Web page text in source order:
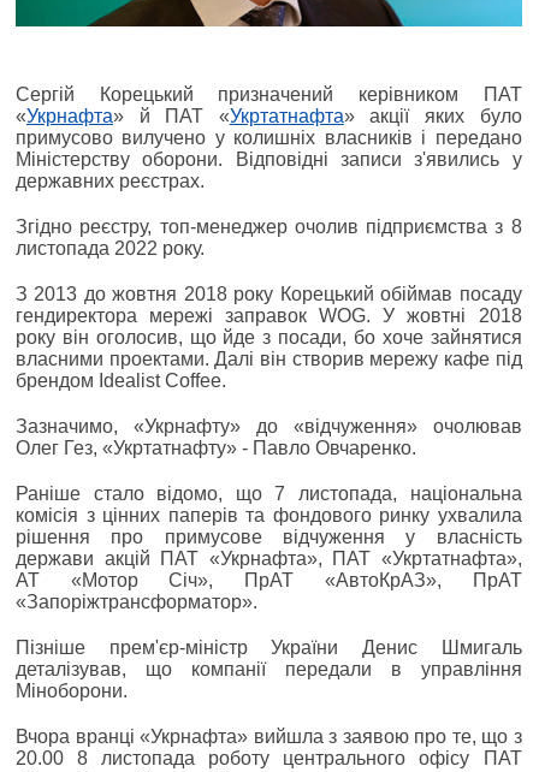
Сергій Корецький призначений керівником ПАТ
«Укрнафта» й ПАТ «Укртатнафта» акції яких було
примусово вилучено у колишніх власників і передано
Міністерству оборони. Відповідні записи з'явились у
державних реєстрах.
Згідно реєстру, топ-менеджер очолив підприємства з 8
листопада 2022 року.
З 2013 до жовтня 2018 року Корецький обіймав посаду
гендиректора мережі заправок WOG. У жовтні 2018
року він оголосив, що йде з посади, бо хоче зайнятися
власними проектами. Далі він створив мережу кафе під
брендом Idealist Coffee.
Зазначимо, «Укрнафту» до «відчуження» очолював
Олег Гез, «Укртатнафту» - Павло Овчаренко.
Раніше стало відомо, що 7 листопада, національна
комісія з цінних паперів та фондового ринку ухвалила
рішення про примусове відчуження у власність
держави акцій ПАТ «Укрнафта», ПАТ «Укртатнафта»,
АТ «Мотор Січ», ПрАТ «АвтоКрАЗ», ПрАТ
«Запоріжтрансформатор».
Пізніше прем'єр-міністр України Денис Шмигаль
деталізував, що компанії передали в управління
Міноборони.
Вчора вранці «Укрнафта» вийшла з заявою про те, що з
20.00 8 листопада роботу центрального офісу ПАТ